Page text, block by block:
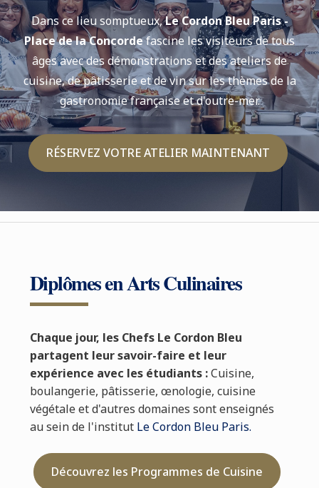
Dans ce lieu somptueux,Le Cordon Bleu Paris -
Place de la Concordefascine les visiteurs de tous
âges avec des démonstrations et des ateliers de
cuisine, de pâtisserie et de vin sur les thèmes de la
gastronomie française et d'outre-mer.
RÉSERVEZ VOTRE ATELIER MAINTENANT
Diplômes en Arts Culinaires
Chaque jour, les Chefs Le Cordon Bleu
partagent leur savoir-faire et leur
expérience avec les étudiants :Cuisine,
boulangerie, pâtisserie, œnologie, cuisine
végétale et d'autres domaines sont enseignés
au sein de l'institut Le Cordon Bleu Paris.
Découvrez les Programmes de Cuisine